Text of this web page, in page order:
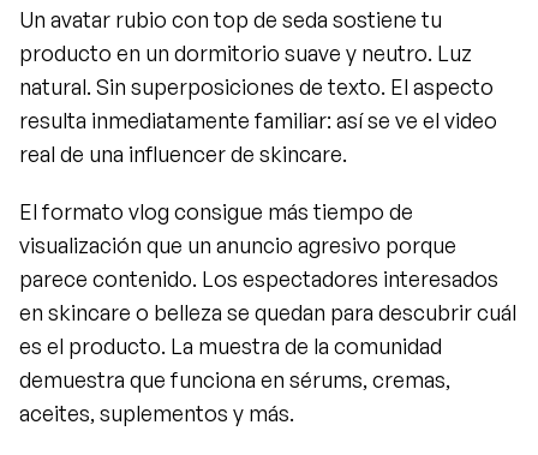
Un avatar rubio con top de seda sostiene tu
producto en un dormitorio suave y neutro. Luz
natural. Sin superposiciones de texto. El aspecto
resulta inmediatamente familiar: así se ve el video
real de una influencer de skincare.
El formato vlog consigue más tiempo de
visualización que un anuncio agresivo porque
parece contenido. Los espectadores interesados
en skincare o belleza se quedan para descubrir cuál
es el producto. La muestra de la comunidad
demuestra que funciona en sérums, cremas,
aceites, suplementos y más.